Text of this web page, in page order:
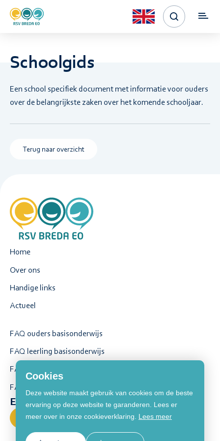
Cookies
Deze website maakt gebruik van cookies om de beste
ervaring op deze website te garanderen. Lees er
meer over in onze cookieverklaring. Lees meer
Schoolgids
Een school specifiek document met informatie voor ouders
over de belangrijkste zaken over het komende schooljaar.
Terug naar overzicht
Home
Over ons
Handige links
Actueel
FAQ ouders basisonderwijs
FAQ leerling basisonderwijs
FAQ ouders voortgezet onderwijs
FAQ leerling voortgezet onderwijs
Een vraag stellen?
Contact